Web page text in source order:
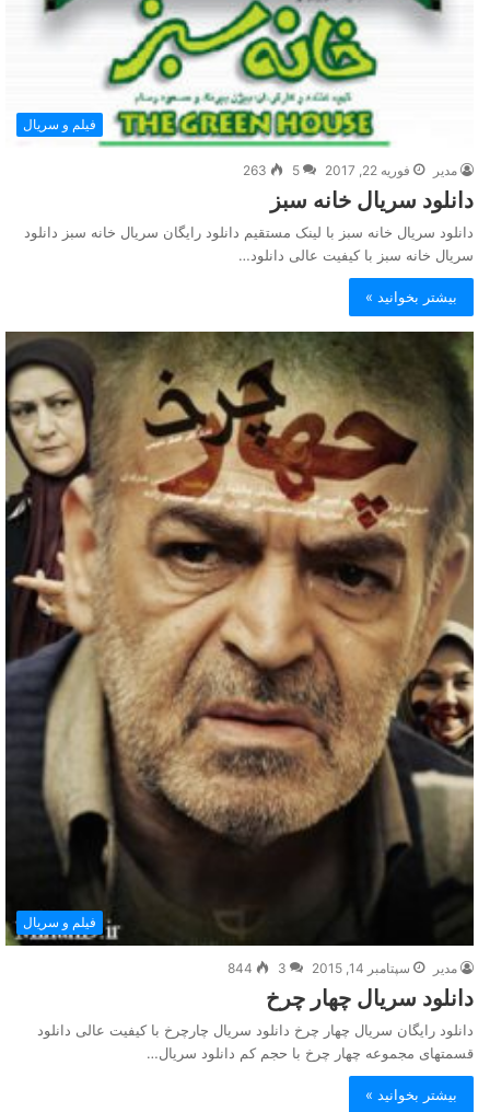
فیلم و سریال
مدیر فوریه 22, 2017 5
263
دانلود سریال خانه سبز
دانلود سریال خانه سبز با لینک مستقیم دانلود رایگان سریال خانه سبز دانلود
سریال خانه سبز با کیفیت عالی دانلود…
بیشتر بخوانید »
فیلم و سریال
مدیر سپتامبر 14, 2015 3
844
دانلود سریال چهار چرخ
دانلود رایگان سریال چهار چرخ دانلود سریال چارچرخ با کیفیت عالی دانلود
قسمتهای مجموعه چهار چرخ با حجم کم دانلود سریال…
بیشتر بخوانید »